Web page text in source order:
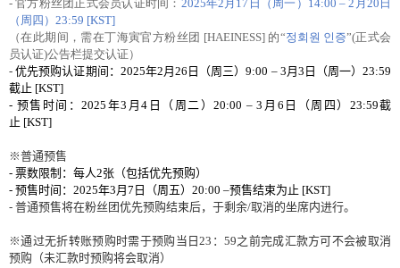
-官方粉丝团正式会员认证时间 ： 2025年2 月 17 日（周一） 14:00–2 月 20 日
（周四） 23:59 [KST]
（在此期 间 ，需在丁海寅官方粉丝团 [HAEINESS] 的“정회원 인증”(正式会
员认证)公告栏提交认证）
-优先预购认证期间 ： 2025年2月26 日（周三）9:00 –3月 3 日（周一）23:59
截止 [KST]
- 预售 时间 ：2025 年3 月4 日（周二）20:00 –3 月 6 日（周四） 23:59截
止 [KST]
※普通预售
- 票数限制：每人2张 （包括优先预购）
- 预售时间 ： 2025年3月 7 日（周五） 20:00 –预售结束为 止 [KST]
- 普通预售将在粉丝团优先预购结束后，于剩余/取消的坐席内进行。
※通过无折转账预购时需于预购当 日23 ： 59之前完成汇款方可不会被取消
预购 （未汇款时预购将会取消）